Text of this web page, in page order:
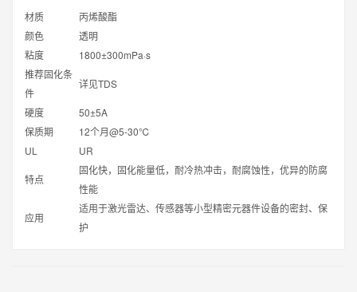
材质
丙烯酸酯
颜色
透明
粘度
1800±300mPa·s
推荐固化条
件
详见TDS
硬度
50±5A
保质期
12个月@5-30℃
UL
UR
特点
固化快，固化能量低，耐冷热冲击，耐腐蚀性，优异的防腐
性能
应用
适用于激光雷达、传感器等小型精密元器件设备的密封、保
护